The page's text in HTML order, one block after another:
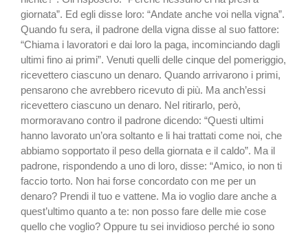
giornata”. Ed egli disse loro: “Andate anche voi nella vigna”.
Quando fu sera, il padrone della vigna disse al suo fattore:
“Chiama i lavoratori e dai loro la paga, incominciando dagli
ultimi fino ai primi”. Venuti quelli delle cinque del pomeriggio,
ricevettero ciascuno un denaro. Quando arrivarono i primi,
pensarono che avrebbero ricevuto di più. Ma anch’essi
ricevettero ciascuno un denaro. Nel ritirarlo, però,
mormoravano contro il padrone dicendo: “Questi ultimi
hanno lavorato un’ora soltanto e li hai trattati come noi, che
abbiamo sopportato il peso della giornata e il caldo”. Ma il
padrone, rispondendo a uno di loro, disse: “Amico, io non ti
faccio torto. Non hai forse concordato con me per un
denaro? Prendi il tuo e vattene. Ma io voglio dare anche a
quest’ultimo quanto a te: non posso fare delle mie cose
quello che voglio? Oppure tu sei invidioso perché io sono